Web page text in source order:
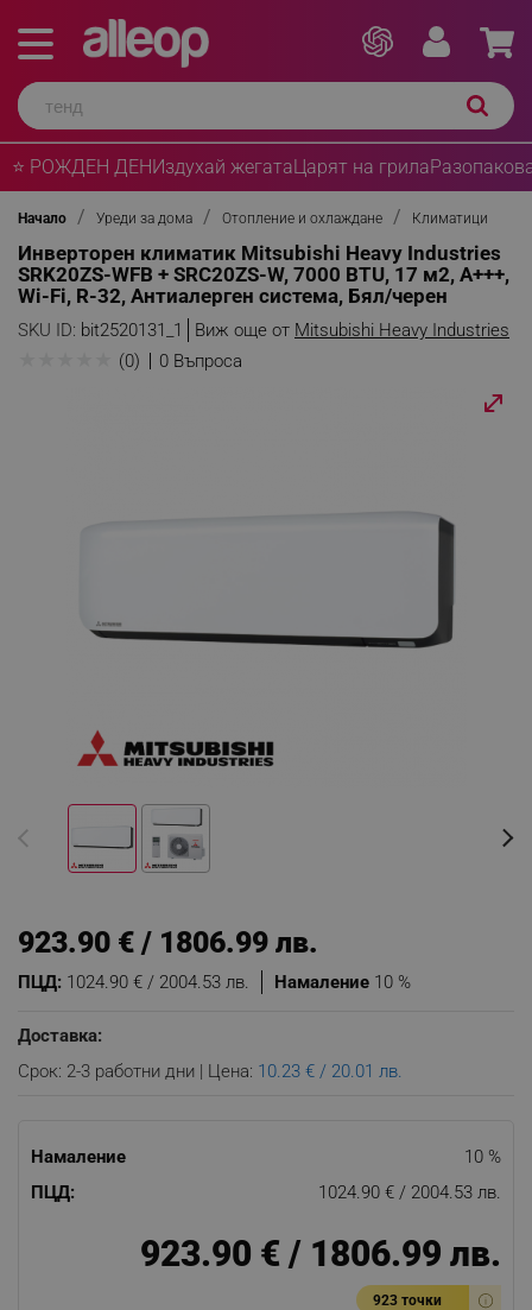
⭐ РОЖДЕН ДЕНИздухай жегатаЦарят на грила
Начало Уреди за дома Отопление и охлаждане Климатици
Инверторен климатик Mitsubishi Heavy Industries
SRK20ZS-WFB + SRC20ZS-W, 7000 BTU, 17 м2, A+++,
Wi-Fi, R-32, Антиалерген система, Бял/черен
SKU ID: bit2520131_1 Виж още от Mitsubishi Heavy Industries
(0) 0 Въпроса
Намаление 10 %
ПЦД: 1024.90 € / 2004.53 лв.
923.90 € / 1806.99 лв.
Доставка:
Срок: 2-3 работни дни | Цена: 10.23 € / 20.01 лв.
Намаление
10 %
ПЦД:
1024.90 € / 2004.53 лв.
923.90 € / 1806.99 лв.
923 точки